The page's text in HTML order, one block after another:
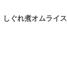
しぐれ煮オムライス